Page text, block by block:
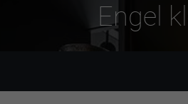
Engel